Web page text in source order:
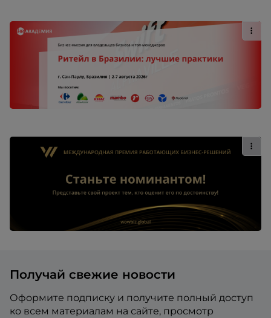
Получай свежие новости
Оформите подписку и получите полный доступ
ко всем материалам на сайте, просмотр